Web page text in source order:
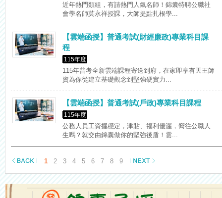
近年熱門類組，有請熱門人氣名師！錦囊特聘公職社
會學名師莫永祥授課，大師提點扎根學...
【雲端函授】普通考試(財經廉政)專業科目課
程
115年度
115年普考全新雲端課程寄送到府，在家即享有天王師
資為你從建立基礎觀念到堅強硬實力...
【雲端函授】普通考試(戶政)專業科目課程
115年度
公務人員工資握穩定，津貼、福利優渥，嚮往公職人
生嗎？就交由錦囊做你的堅強後盾！雲...
1 2 3 4 5 6 7 8 9